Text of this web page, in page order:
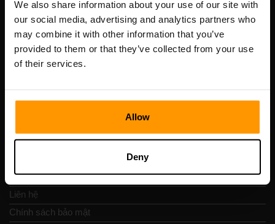
We also share information about your use of our site with
our social media, advertising and analytics partners who
may combine it with other information that you’ve
provided to them or that they’ve collected from your use
of their services.
Allow
Deny
Scalable Hosting Solutions OÜ
Số VAT: EE102133820
Địa chỉ: Harju maakond, Tallinn, Kesklinna linnaosa,
Vesivärava tn 50-201, 10152
Nav nhanh chóng
Đánh giá
Liên hệ
Chính sách bảo mật